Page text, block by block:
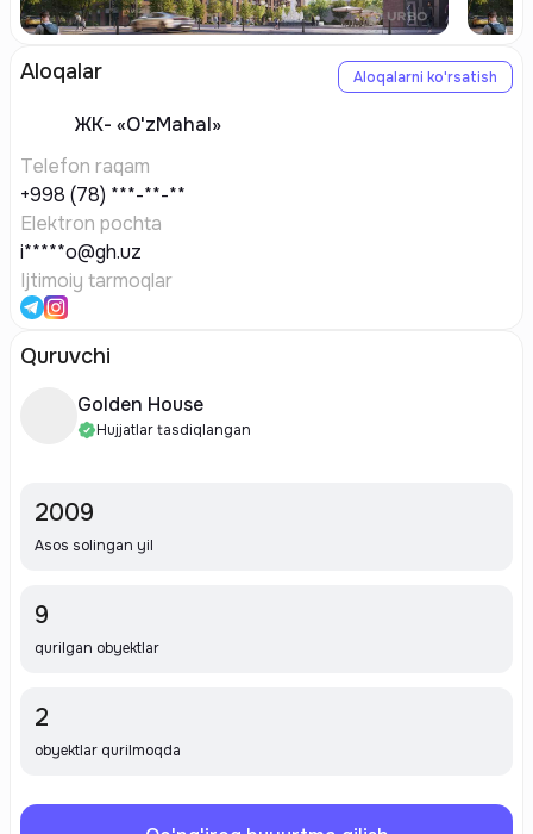
Aloqalar Aloqalarni ko'rsatish
ЖК- «O'zMahal»
Telefon raqam
+998 (78) ***-**-**
Elektron pochta
i*****o@gh.uz
Ijtimoiy tarmoqlar
Quruvchi
Golden House
Hujjatlar tasdiqlangan
2009
Asos solingan yil
9
qurilgan obyektlar
2
obyektlar qurilmoqda